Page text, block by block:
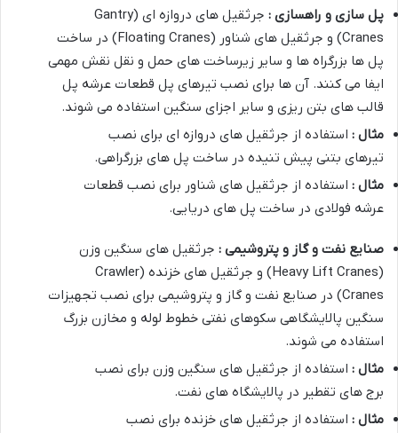
پل سازی و راهسازی :
جرثقیل های دروازه ای (Gantry
Cranes) و جرثقیل های شناور (Floating Cranes) در ساخت
پل ها بزرگراه ها و سایر زیرساخت های حمل و نقل نقش مهمی
ایفا می کنند. آن ها برای نصب تیرهای پل قطعات عرشه پل
قالب های بتن ریزی و سایر اجزای سنگین استفاده می شوند.
مثال : استفاده از جرثقیل های دروازه ای برای نصب
تیرهای بتنی پیش تنیده در ساخت پل های بزرگراهی.
مثال : استفاده از جرثقیل های شناور برای نصب قطعات
عرشه فولادی در ساخت پل های دریایی.
صنایع نفت و گاز و پتروشیمی : جرثقیل های سنگین وزن
(Heavy Lift Cranes) و جرثقیل های خزنده (Crawler
Cranes) در صنایع نفت و گاز و پتروشیمی برای نصب تجهیزات
سنگین پالایشگاهی سکوهای نفتی خطوط لوله و مخازن بزرگ
استفاده می شوند.
مثال : استفاده از جرثقیل های سنگین وزن برای نصب
برج های تقطیر در پالایشگاه های نفت.
مثال : استفاده از جرثقیل های خزنده برای نصب